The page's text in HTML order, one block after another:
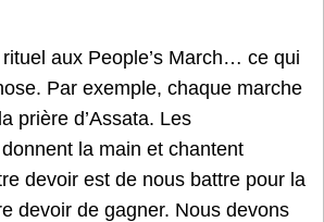
aux People’s March… ce qui
Par exemple, chaque marche
prière d’Assata. Les
la main et chantent
devoir est de nous battre pour la
devoir de gagner. Nous devons